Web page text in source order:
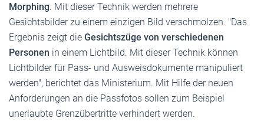
Morphing. Mit dieser Technik werden mehrere
Gesichtsbilder zu einem einzigen Bild verschmolzen. "Das
Ergebnis zeigt die Gesichtszüge von verschiedenen
Personen in einem Lichtbild. Mit dieser Technik können
Lichtbilder für Pass- und Ausweisdokumente manipuliert
werden", berichtet das Ministerium. Mit Hilfe der neuen
Anforderungen an die Passfotos sollen zum Beispiel
unerlaubte Grenzübertritte verhindert werden.